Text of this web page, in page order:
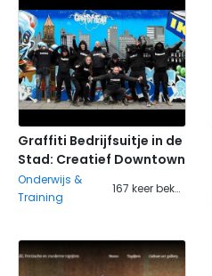
Graffiti Bedrijfsuitje in de
Stad: Creatief Downtown
Onderwijs &
Training
167 keer bekeken